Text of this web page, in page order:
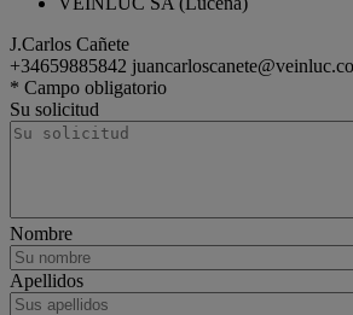
J.Carlos Cañete
+34659885842
rigid
Renault Trucks T
* Campo obligatorio
Su solicitud
Nombre
Apellidos